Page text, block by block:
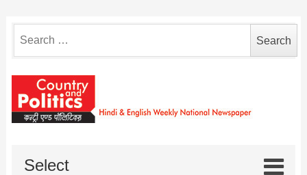
for:
Select